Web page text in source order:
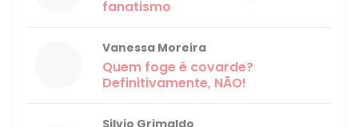
fanatismo
Vanessa Moreira
Quem foge é covarde?
Definitivamente, NÃO!
Silvio Grimaldo